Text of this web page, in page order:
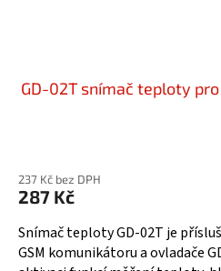
GD-02T snímač teploty
produktu
je
5,0
z
237 Kč bez DPH
287 Kč
Snímač teploty GD-02T je
GSM komunikátoru a ovladače